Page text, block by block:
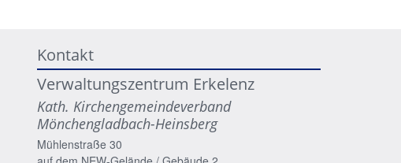
Kontakt
Verwaltungszentrum Erkelenz
Kath. Kirchengemeindeverband
Mönchengladbach-Heinsberg
Mühlenstraße 30